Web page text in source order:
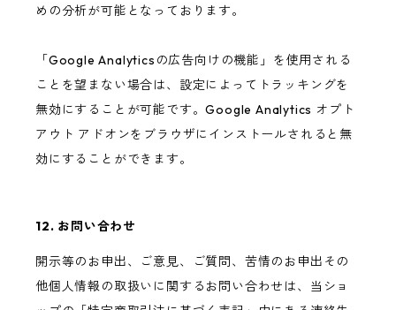
めの分析が可能となっております。
「Google Analyticsの広告向けの機能」を使用される
ことを望まない場合は、設定によってトラッキングを
無効にすることが可能です。Google Analytics オプト
アウト アドオンをブラウザにインストールされると無
効にすることができます。
12. お問い合わせ
開示等のお申出、ご意見、ご質問、苦情のお申出その
他個人情報の取扱いに関するお問い合わせは、当ショ